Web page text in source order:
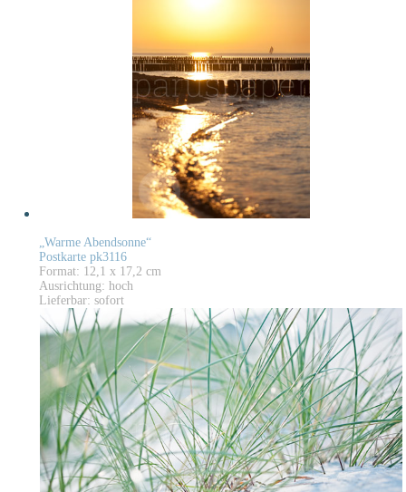
„Warme Abendsonne“
Postkarte pk3116
Format: 12,1 x 17,2 cm
Ausrichtung: hoch
Lieferbar: sofort